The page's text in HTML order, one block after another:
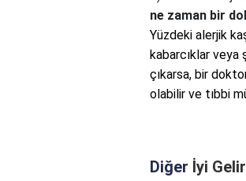
ne zaman bir
Yüzdeki alerjik
kabarcıklar
çıkarsa, bir
olabilir ve tıbbi
Diğer İyi